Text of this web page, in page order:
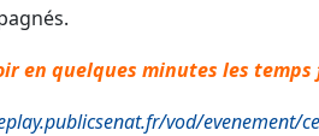
en quelques minutes les
vod/evenement/